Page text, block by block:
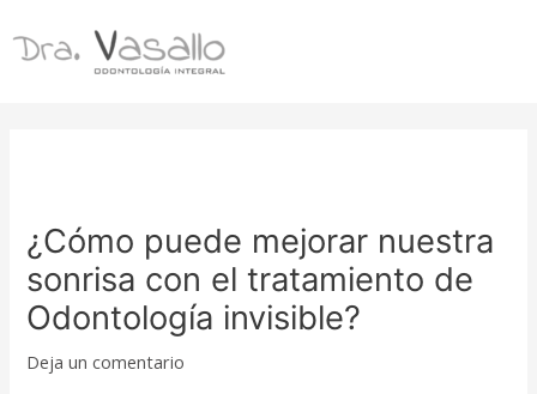
¿Cómo puede mejorar nuestra
sonrisa con el tratamiento de
Odontología invisible?
Deja un comentario